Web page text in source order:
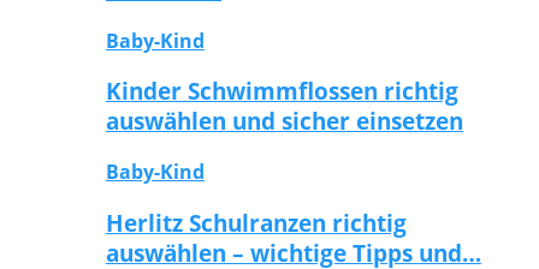
Baby-Kind
Kinder Schwimmflossen richtig
auswählen und sicher einsetzen
Baby-Kind
Herlitz Schulranzen richtig
auswählen – wichtige Tipps und…